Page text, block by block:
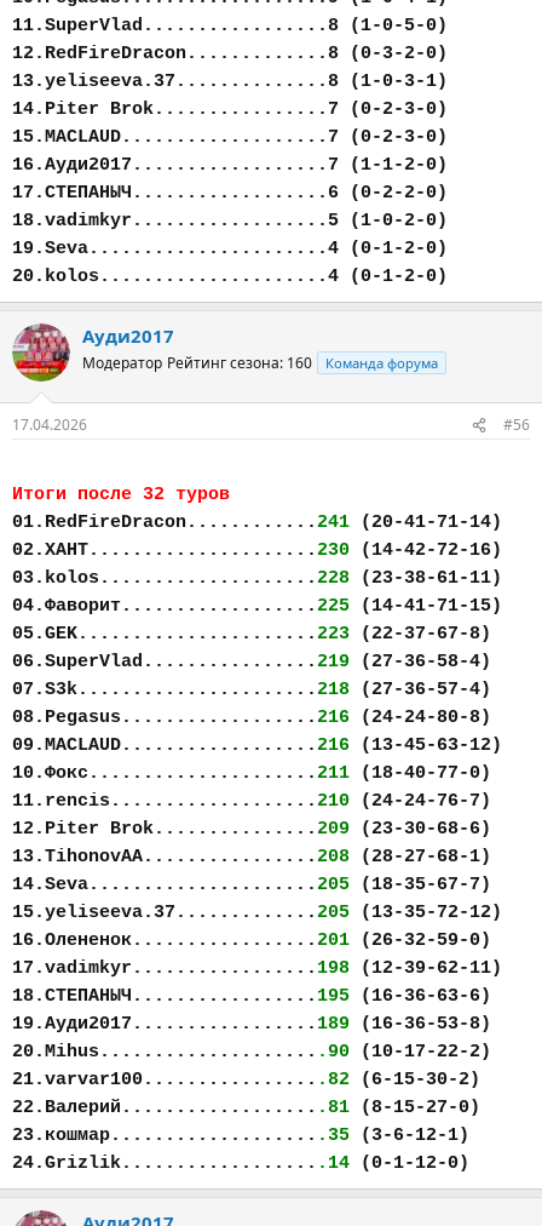
11.SuperVlad.................8 (1-0-5-0)
12.RedFireDracon.............8 (0-3-2-0)
13.yeliseeva.37..............8 (1-0-3-1)
14.Piter Brok................7 (0-2-3-0)
15.MACLAUD...................7 (0-2-3-0)
16.Ауди2017..................7 (1-1-2-0)
17.СТЕПАНЫЧ..................6 (0-2-2-0)
18.vadimkyr..................5 (1-0-2-0)
19.Seva......................4 (0-1-2-0)
20.kolos.....................4 (0-1-2-0)
Ауди2017
Модератор Рейтинг сезона: 160 Команда форума
17.04.2026 #56
Итоги после 32 туров
01.RedFireDracon............241 (20-41-71-14)
02.ХАНТ.....................230 (14-42-72-16)
03.kolos....................228 (23-38-61-11)
04.Фаворит..................225 (14-41-71-15)
05.GEK......................223 (22-37-67-8)
06.SuperVlad................219 (27-36-58-4)
07.S3k......................218 (27-36-57-4)
08.Pegasus..................216 (24-24-80-8)
09.MACLAUD..................216 (13-45-63-12)
10.Фокс.....................211 (18-40-77-0)
11.rencis...................210 (24-24-76-7)
12.Piter Brok...............209 (23-30-68-6)
13.TihonovAA................208 (28-27-68-1)
14.Seva.....................205 (18-35-67-7)
15.yeliseeva.37.............205 (13-35-72-12)
16.Олененок.................201 (26-32-59-0)
17.vadimkyr................. 198 (12-39-62-11)
18.СТЕПАНЫЧ................. 195 (16-36-63-6)
19.Ауди2017................. 189 (16-36-53-8)
20.Mihus.................... .90 (10-17-22-2)
21.varvar100................ .82 (6-15-30-2)
22.Валерий.................. .81 (8-15-27-0)
23.кошмар................... .35 (3-6-12-1)
24.Grizlik.................. .14 (0-1-12-0)